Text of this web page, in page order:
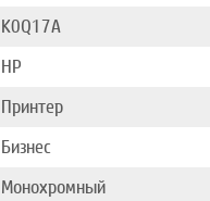
K0Q17A
HP
Принтер
Бизнес
Монохромный